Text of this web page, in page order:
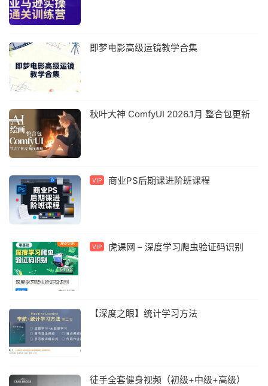
即梦电影高级运镜教学合集
秋叶大神 ComfyUI 2026.1月 整合包更新
VIP 商业PS后期课进阶班课程
VIP 虎课网 – 深度学习爬虫验证码识别
【深度之眼】统计学习方法
徒手全套健身视频（初级+中级+高级）